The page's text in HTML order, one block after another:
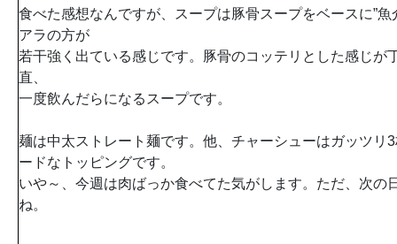
食べた感想なんですが、スープは豚骨スープをベースに”
アラの方が
若干強く出ている感じです。豚骨のコッテリとした感じが
直、
一度飲んだらになるスープです。
麺は中太ストレート麺です。他、チャーシューはガッツリ
ードなトッピングです。
いや～、今週は肉ばっか食べてた気がします。ただ、次の
ね。